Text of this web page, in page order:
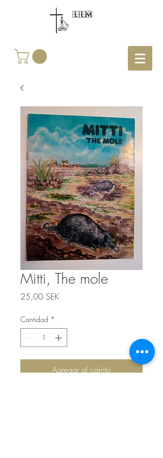
Mitti, The mole
25,00 SEKPrecio
Cantidad *
Agregar al carrito